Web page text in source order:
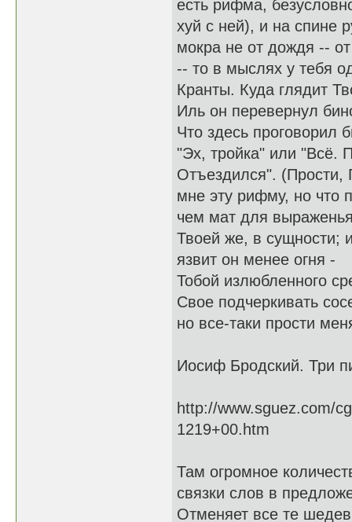
есть рифма,
хуй с ней), и на спине
мокра не от дождя --
-- то в мыслях у тебя
Кранты. Куда глядит
Иль он перевернул
Что здесь проговорил
"Эх, тройка" или "Всё.
Отъездился". (Прости,
мне эту рифму, но что
чем мат для
Твоей же, в сущности;
язвит он менее огня -
Тобой излюбленного
Свое подчеркивать
но все-таки прости
Иосиф Бродский. Три
http://www.sguez.com/
1219+00.htm
Там огромное
связки слов в
Отменяет все те